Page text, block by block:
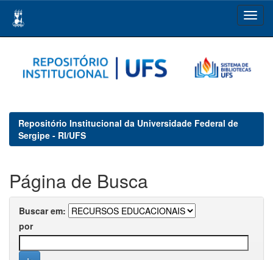
navigation
Repositório Institucional da Universidade Federal de
Sergipe - RI/UFS
Página de Busca
Buscar em:
por